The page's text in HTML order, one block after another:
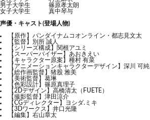
男子大学生
篠原孝太朗
女子大学生
真中琴与
声優・キャスト(登場人物)
【原作】バンダイナムコオンライン・都志見文太
【監督】別所 誠人
【シリーズ構成】関根アユミ
【スーパーバイザー】あおきえい
【キャラクター原案】種村 有菜
【アニメーションキャラクターデザイン】深川 可純
【総作画監督】猪股 雅美
【美術監督】葛琳
【色彩設計】篠原真理子
【2Dデザイン】高橋清太（FUETE）
【撮影監督】津田涼介
【CGディレクター】ヨシダ.ミキ
【3Dワークス】井口光隆
【編集】右山章太